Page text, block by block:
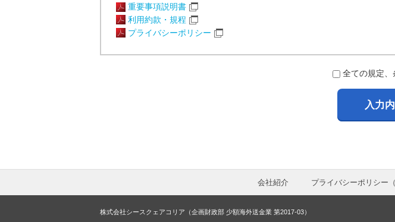
重要事項説明書
利用約款・規程
プライバシーポリシー
全ての規定、
入力
会社紹介 プライバシーポリシー
株式会社シースクェアコリア（企画財政部 少額海外送金業 第2017-03）